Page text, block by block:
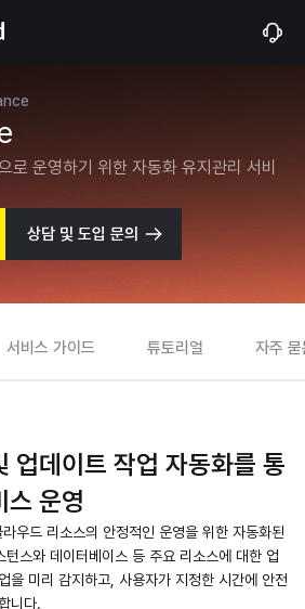
로 운영하기 위한 자동화 유지관리 서비
상담 및 도입 문의
서비스 가이드 튜토리얼 자주
업데이트 작업 자동화를 통
스 운영
우드 리소스의 안정적인 운영을 위한 자동화된
스와 데이터베이스 등 주요 리소스에 대한 업
을 미리 감지하고, 사용자가 지정한 시간에 안전
니다.